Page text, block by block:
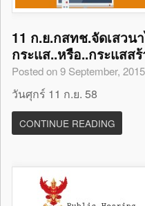
11 ก.ย.กสทช.จัดเสวน
กระแส..หรือ..กระแสส
Posted on 9 September, 2015
วันศุกร์ 11 ก.ย. 58
CONTINUE READING